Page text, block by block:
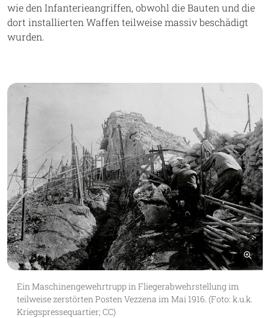
wie den Infanterieangriffen, obwohl die Bauten und die
dort installierten Waffen teilweise massiv beschädigt
wurden.
Ein Maschinengewehrtrupp in Fliegerabwehrstellung im
teilweise zerstörten Posten Vezzena im Mai 1916. (Foto: k.u.k.
Kriegspressequartier; CC)